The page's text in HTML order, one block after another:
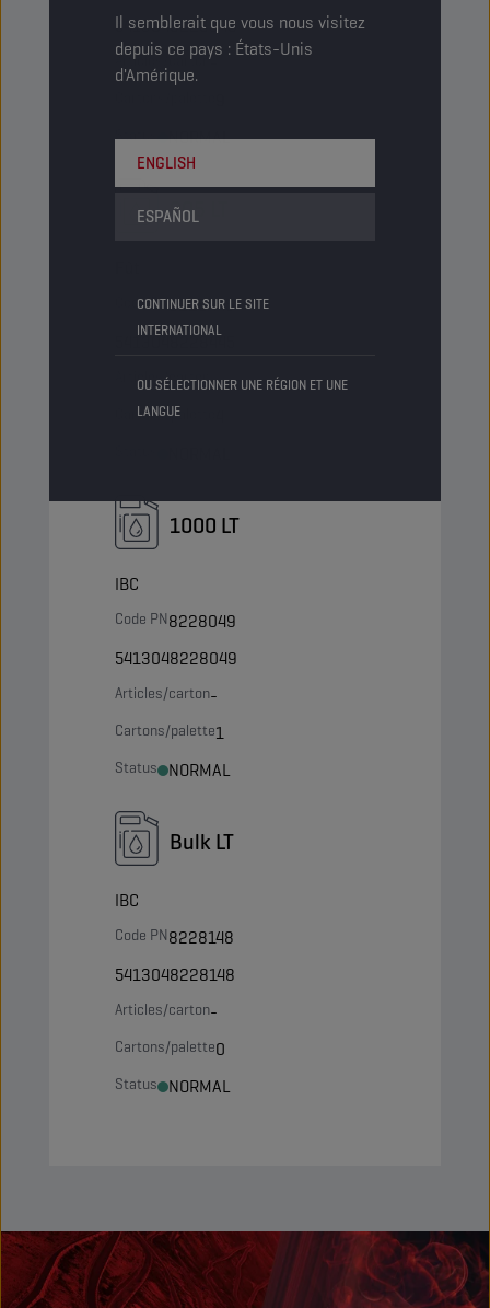
Il semblerait que vous nous visitez
depuis ce pays : États-Unis
d'Amérique.
ENGLISH
ESPAÑOL
CONTINUER SUR LE SITE
INTERNATIONAL
OU SÉLECTIONNER UNE RÉGION ET UNE
LANGUE
5413048228346
Articles/carton-
Status NORMAL
205 LT
Code PN8228445
5413048228445
Articles/carton-
Cartons/palette
1000 LT
IBC
Code PN8228049
5413048228049
Articles/carton-
Cartons/palette1
Status NORMAL
Bulk LT
IBC
Code PN8228148
5413048228148
Articles/carton-
Cartons/palette0
Status NORMAL